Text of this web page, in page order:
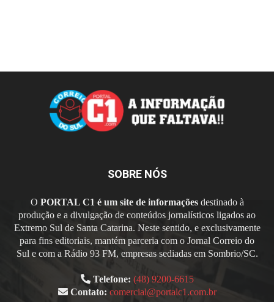
SOBRE NÓS
O PORTAL C1 é um site de informaçõesdestinado à
produção e a divulgação de conteúdos jornalísticos ligados ao
Extremo Sul de Santa Catarina. Neste sentido, e exclusivamente
para fins editoriais, mantém parceria com o Jornal Correio do
Sul e com a Rádio 93 FM, empresas sediadas em Sombrio/SC.
Telefone: (48) 9200-6615
Contato: comercial@portalc1.com.br